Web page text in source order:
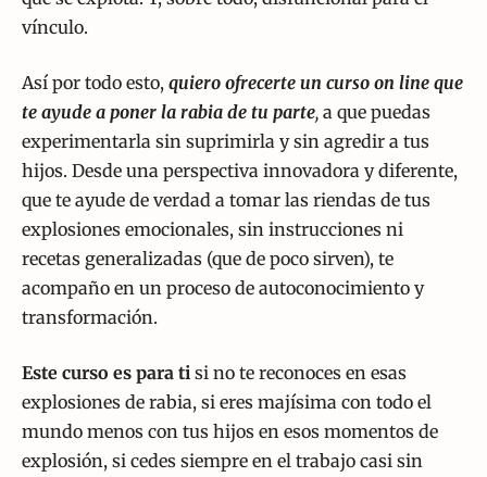
vínculo.
Así por todo esto, quiero ofrecerte un curso on line que
te ayude a poner la rabia de tu parte, a que puedas
experimentarla sin suprimirla y sin agredir a tus
hijos. Desde una perspectiva innovadora y diferente,
que te ayude de verdad a tomar las riendas de tus
explosiones emocionales, sin instrucciones ni
recetas generalizadas (que de poco sirven), te
acompaño en un proceso de autoconocimiento y
transformación.
Este curso es para ti si no te reconoces en esas
explosiones de rabia, si eres majísima con todo el
mundo menos con tus hijos en esos momentos de
explosión, si cedes siempre en el trabajo casi sin